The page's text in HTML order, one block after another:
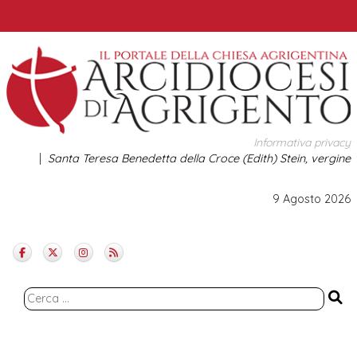
to
content
Informativa privacy
Santa Teresa Benedetta della Croce (Edith) Stein, vergine
9 Agosto 2026
Ricerca